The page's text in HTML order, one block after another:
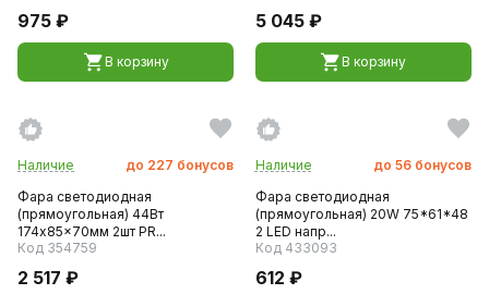
975 ₽
В корзину
5 045 ₽
В корзину
Наличие до 227 бонусов
Фара светодиодная
(прямоугольная) 44Вт
174x85x70мм 2шт PR...
Код 354759
2 517 ₽
Наличие до 56 бонусов
Фара светодиодная
(прямоугольная) 20W 75*61*48
2 LED напр...
Код 433093
612 ₽